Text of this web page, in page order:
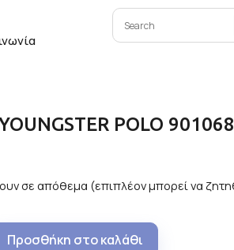
POLO
σε απόθεμα (επιπλέον μπορεί να
Προσθήκη στο καλάθι